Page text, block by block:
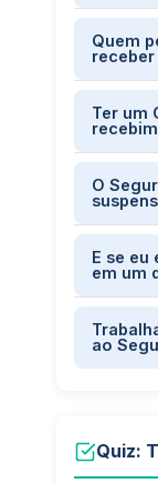
Quem
Ter um
O
E se eu
em um
ao
Quiz: